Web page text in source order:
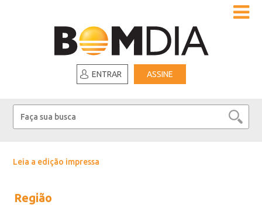
ENTRAR ASSINE
Leia a edição impressa
Região